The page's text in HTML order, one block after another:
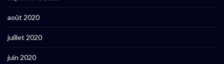
août 2020
juillet 2020
juin 2020